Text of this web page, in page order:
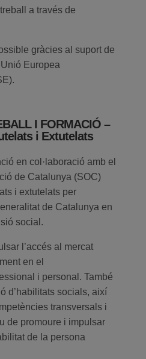
a través de
gràcies al suport de
Europea
I FORMACIÓ –
i Extutelats
en col·laboració amb el
de Catalunya (SOC)
i extutelats per
de Catalunya en
social.
l’accés al mercat
en el
i personal. També
d’habilitats socials, així
transversals i
de promoure i impulsar
de la persona